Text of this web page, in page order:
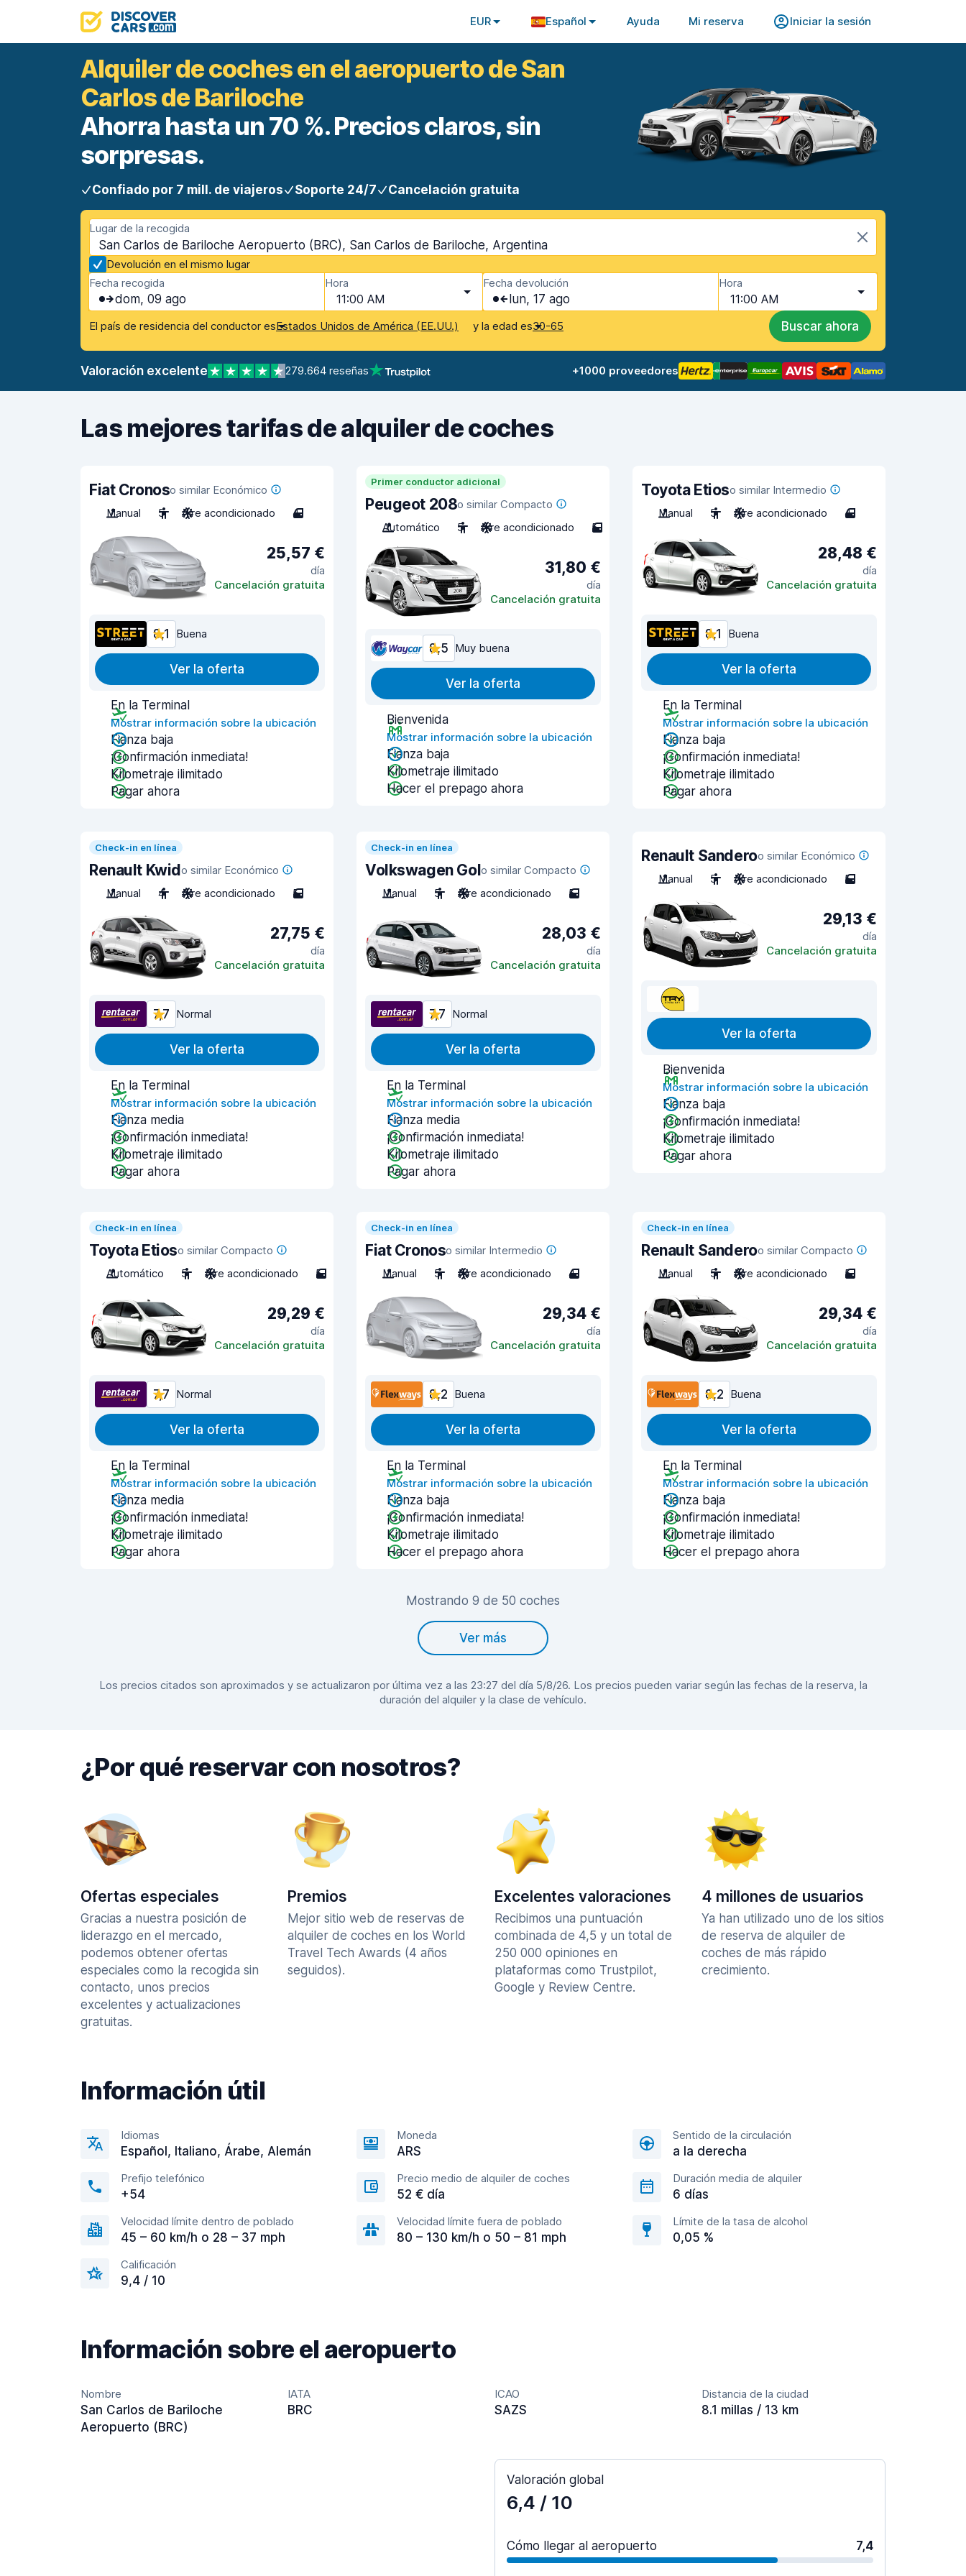
EUR Español Ayuda Mi reserva Iniciar la sesión
Alquiler de coches en el aeropuerto de San
Carlos de Bariloche
Ahorra hasta un 70 %. Precios claros, sin
sorpresas.
Confiado por 7 mill. de viajeros Soporte 24/7 Cancelación gratuita
Lugar de la recogida
San Carlos de Bariloche Aeropuerto (BRC), San Carlos de Bariloche, Argentina
Devolución en el mismo lugar
Fecha recogida
dom, 09 ago
Hora
11:00 AM
Fecha devolución
lun, 17 ago
Hora
11:00 AM
El país de residencia del conductor esEstados Unidos de América (EE.UU.) y la edad es30-65 Buscar ahora
Valoración excelente 279.664 reseñas +1000 proveedores
Las mejores tarifas de alquiler de coches
Fiat Cronoso similar Económico
Manual
5 Aire acondicionado 4
25,57 €
día
Cancelación gratuita
8,1 Buena
Ver la oferta
En la Terminal
Mostrar información sobre la ubicación
Fianza baja
¡Confirmación inmediata!
Kilometraje ilimitado
Pagar ahora
Primer conductor adicional
Peugeot 208o similar Compacto
Automático
5 Aire acondicionado 5
31,80 €
día
Cancelación gratuita
8,5 Muy buena
Ver la oferta
Bienvenida
Mostrar información sobre la ubicación
Fianza baja
Kilometraje ilimitado
Hacer el prepago ahora
Toyota Etioso similar Intermedio
Manual
5 Aire acondicionado 4
28,48 €
día
Cancelación gratuita
8,1 Buena
Ver la oferta
En la Terminal
Mostrar información sobre la ubicación
Fianza baja
¡Confirmación inmediata!
Kilometraje ilimitado
Pagar ahora
Check-in en línea
Renault Kwido similar Económico
Manual
4 Aire acondicionado 5
27,75 €
día
Cancelación gratuita
7,7 Normal
Ver la oferta
En la Terminal
Mostrar información sobre la ubicación
Fianza media
¡Confirmación inmediata!
Kilometraje ilimitado
Pagar ahora
Check-in en línea
Volkswagen Golo similar Compacto
Manual
5 Aire acondicionado 5
28,03 €
día
Cancelación gratuita
7,7 Normal
Ver la oferta
En la Terminal
Mostrar información sobre la ubicación
Fianza media
¡Confirmación inmediata!
Kilometraje ilimitado
Pagar ahora
Renault Sanderoo similar Económico
Manual
5 Aire acondicionado 5
29,13 €
día
Cancelación gratuita
Ver la oferta
Bienvenida
Mostrar información sobre la ubicación
Fianza baja
¡Confirmación inmediata!
Kilometraje ilimitado
Pagar ahora
Check-in en línea
Toyota Etioso similar Compacto
Automático
5 Aire acondicionado 5
29,29 €
día
Cancelación gratuita
7,7 Normal
Ver la oferta
En la Terminal
Mostrar información sobre la ubicación
Fianza media
¡Confirmación inmediata!
Kilometraje ilimitado
Pagar ahora
Check-in en línea
Fiat Cronoso similar Intermedio
Manual
5 Aire acondicionado 4
29,34 €
día
Cancelación gratuita
8,2 Buena
Ver la oferta
En la Terminal
Mostrar información sobre la ubicación
Fianza baja
¡Confirmación inmediata!
Kilometraje ilimitado
Hacer el prepago ahora
Check-in en línea
Renault Sanderoo similar Compacto
Manual
5 Aire acondicionado 5
29,34 €
día
Cancelación gratuita
8,2 Buena
Ver la oferta
En la Terminal
Mostrar información sobre la ubicación
Fianza baja
¡Confirmación inmediata!
Kilometraje ilimitado
Hacer el prepago ahora
Mostrando 9 de 50 coches
Ver más
Los precios citados son aproximados y se actualizaron por última vez a las 23:27 del día 5/8/26. Los precios pueden variar según las fechas de la reserva, la
duración del alquiler y la clase de vehículo.
¿Por qué reservar con nosotros?
Ofertas especiales
Gracias a nuestra posición de
liderazgo en el mercado,
podemos obtener ofertas
especiales como la recogida sin
contacto, unos precios
excelentes y actualizaciones
gratuitas.
Premios
Mejor sitio web de reservas de
alquiler de coches en los World
Travel Tech Awards (4 años
seguidos).
Excelentes valoraciones
Recibimos una puntuación
combinada de 4,5 y un total de
250 000 opiniones en
plataformas como Trustpilot,
Google y Review Centre.
4 millones de usuarios
Ya han utilizado uno de los sitios
de reserva de alquiler de
coches de más rápido
crecimiento.
Información útil
Idiomas
Español, Italiano, Árabe, Alemán
Moneda
ARS
Sentido de la circulación
a la derecha
Prefijo telefónico
+54
Precio medio de alquiler de coches
52 € día
Duración media de alquiler
6 días
Velocidad límite dentro de poblado
45 – 60 km/h o 28 – 37 mph
Velocidad límite fuera de poblado
80 – 130 km/h o 50 – 81 mph
Límite de la tasa de alcohol
0,05 %
Calificación
9,4 / 10
Información sobre el aeropuerto
Nombre
San Carlos de Bariloche
Aeropuerto (BRC)
IATA
BRC
ICAO
SAZS
Distancia de la ciudad
8.1 millas / 13 km
Valoración global
6,4 / 10
Cómo llegar al aeropuerto 7,4